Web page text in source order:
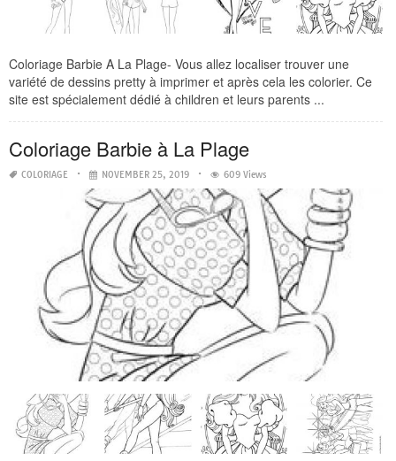
Coloriage Barbie A La Plage- Vous allez localiser trouver une
variété de dessins pretty à imprimer et après cela les colorier. Ce
site est spécialement dédié à children et leurs parents ...
Coloriage Barbie à La Plage
COLORIAGE NOVEMBER 25, 2019 609 Views